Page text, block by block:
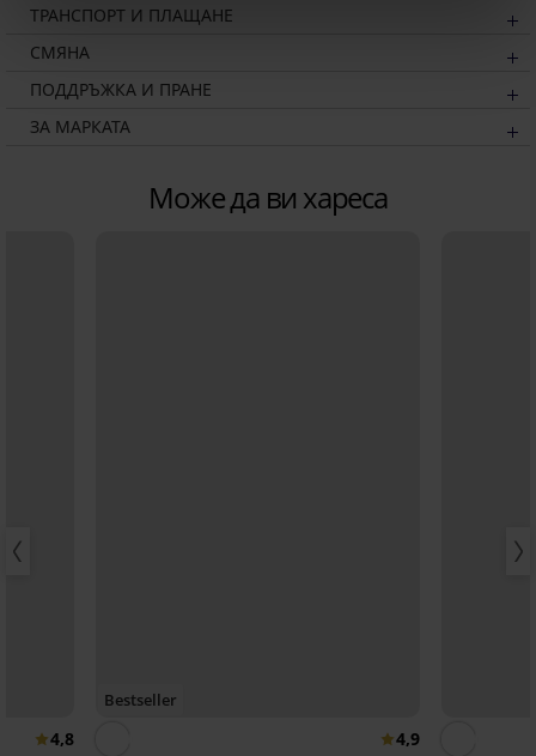
ТРАНСПОРТ И ПЛАЩАНЕ
СМЯНА
ПОДДРЪЖКА И ПРАНЕ
ЗА МАРКАТА
Може да ви хареса
4,8
Bestseller
4,9